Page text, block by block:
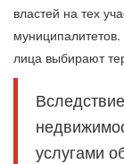
властей на тех
лица выбирают
услугами